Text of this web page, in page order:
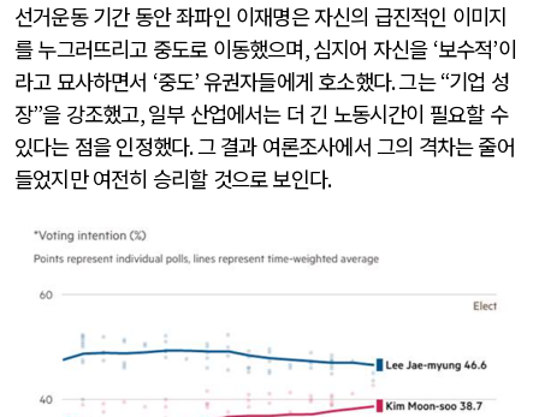
선거운동 기간 동안 좌파인 이재명은 자신의 급진적인 이미지
를 누그러뜨리고 중도로 이동했으며,심지어 자신을 ‘보수적’이
라고 묘사하면서 ‘중도’유권자들에게 호소했다.그는“기업 성
장”을 강조했고,일부 산업에서는 더 긴 노동시간이 필요할 수
있다는 점을 인정했다.그 결과 여론조사에서 그의 격차는 줄어
들었지만 여전히 승리할 것으로 보인다.